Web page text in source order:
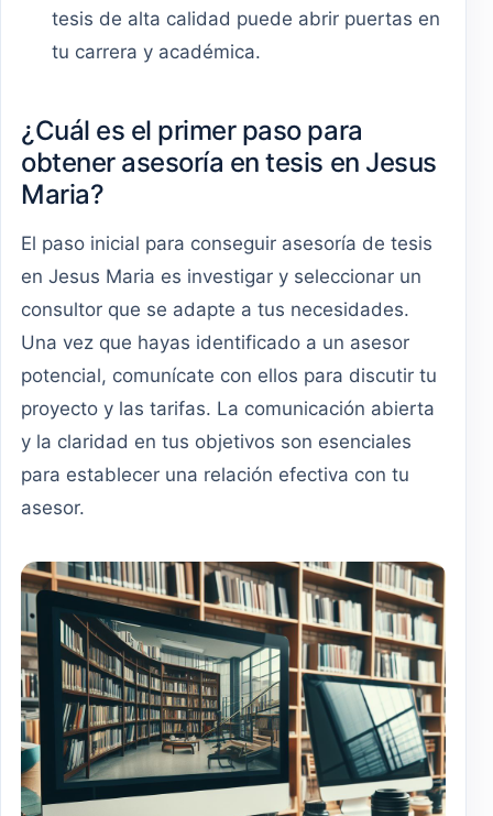
tesis de alta calidad puede abrir puertas en
tu carrera y académica.
¿Cuál es el primer paso para
obtener asesoría en tesis en Jesus
Maria?
El paso inicial para conseguir asesoría de tesis
en Jesus Maria es investigar y seleccionar un
consultor que se adapte a tus necesidades.
Una vez que hayas identificado a un asesor
potencial, comunícate con ellos para discutir tu
proyecto y las tarifas. La comunicación abierta
y la claridad en tus objetivos son esenciales
para establecer una relación efectiva con tu
asesor.